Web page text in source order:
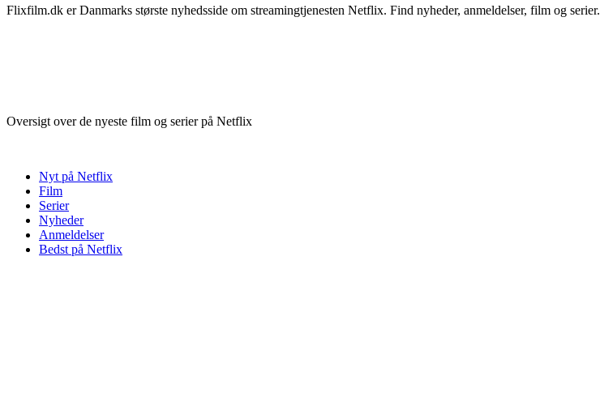
Flixfilm.dk er Danmarks største nyhedsside om streamingtjenesten Netflix. Find nyheder, anmeldelser, film og serier.
Oversigt over de nyeste film og serier på Netflix
Nyt på Netflix
Film
Serier
Nyheder
Anmeldelser
Bedst på Netflix